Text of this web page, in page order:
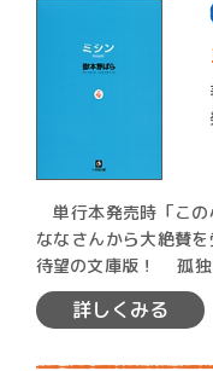
単行本発売時「この
ななさんから大絶賛
待望の文庫版！ 孤独な青年雑貨店主と、心に病をもつ聾唖
の少…
詳しくみる